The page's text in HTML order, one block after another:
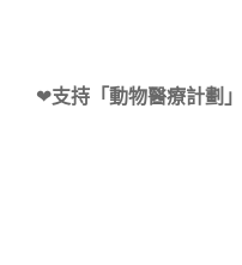
❤支持「動物醫療計劃」